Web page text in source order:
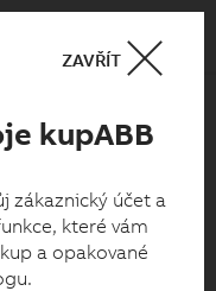
0
svůj zákaznický
funkce,
příští nákup
kupABB
zákaznický účet a
které vám
a opakované
ZAVŘÍT